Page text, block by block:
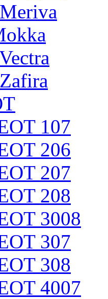
107
206
207
208
3008
307
308
4007